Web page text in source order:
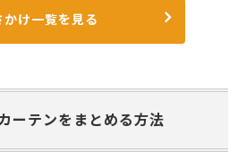
かけ一覧を見る
ーテンをまとめる方法